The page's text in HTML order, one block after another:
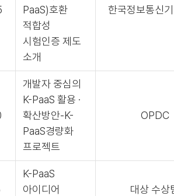
PaaS)호환
적합성
시험인증 제도
소개
한국정보통신
개발자 중심의
K-PaaS 활용 ·
확산방안-K-
PaaS경량화
프로젝트
OPDC
K-PaaS
아이디어
대상 수상